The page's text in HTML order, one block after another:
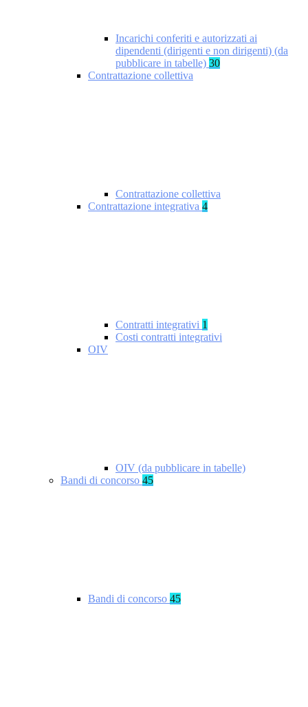
Incarichi conferiti e autorizzati ai
dipendenti (dirigenti e non dirigenti) (da
pubblicare in tabelle) 30
Contrattazione collettiva
Contrattazione collettiva
Contrattazione integrativa 4
Contratti integrativi 1
Costi contratti integrativi
OIV
OIV (da pubblicare in tabelle)
Bandi di concorso 45
Bandi di concorso 45